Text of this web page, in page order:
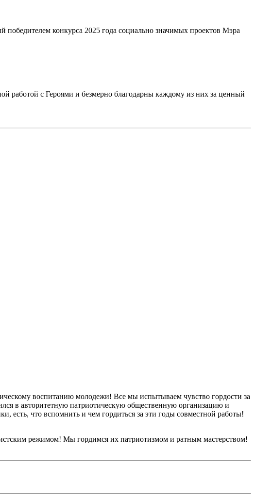
победителем конкурса 2025 года социально значимых проектов Мэра
работой с Героями и безмерно благодарны каждому из них за ценный
воспитанию молодежи! Все мы испытываем чувство гордости за
в авторитетную патриотическую общественную организацию и
есть, что вспомнить и чем гордиться за эти годы совместной работы!
режимом! Мы гордимся их патриотизмом и ратным мастерством!